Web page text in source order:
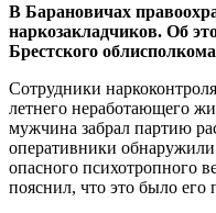
В Барановичах
наркозакладчиков. Об
Брестского
Сотрудники
летнего неработающего
мужчина забрал партию
оперативники
опасного психотропного
пояснил, что это было его